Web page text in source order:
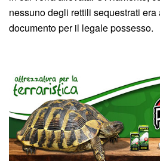
nessuno degli rettili sequestrati
documento per il legale possesso.